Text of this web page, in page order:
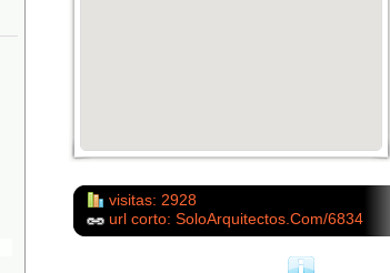
visitas: 2928
url corto: SoloArquitectos.Com/6834